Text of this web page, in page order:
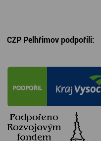
CZP Pelhřimov podpořili: